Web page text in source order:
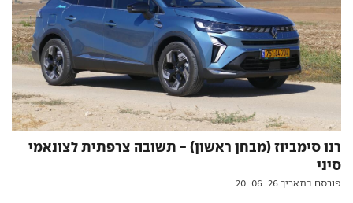
רנו סימביוז (מבחן ראשון) - תשובה צרפתית לצונאמי
סיני
פורסם בתאריך 20-06-26